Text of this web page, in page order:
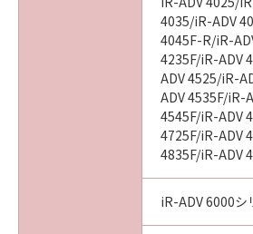
Consistent with 48 C.F.R.
227.7202-1 through
all U.S. Government End
the SOFTWARE with only
forth herein. The
Inc./30-2, Shimomaruko 3-
Tokyo 146-8501, Japan.
本条項中で使用される"the
本契約書中で定義される「本ソ
意味し、指し示すものとします
4035/iR-ADV
4045F-R/iR-
4235F/iR-ADV
ADV 4525/iR-
ADV 4535F/iR-
4545F/iR-ADV
4725F/iR-ADV
4835F/iR-ADV
iR-ADV 6000シ